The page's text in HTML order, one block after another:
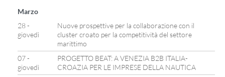
Marzo
28 -
giovedì
Nuove prospettive per la collaborazione con il
cluster croato per la competitività del settore
marittimo
07 -
giovedì
PROGETTO BEAT: A VENEZIA B2B ITALIA-
CROAZIA PER LE IMPRESE DELLA NAUTICA